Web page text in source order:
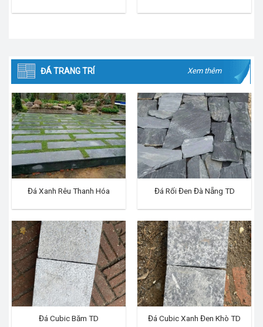
ĐÁ TRANG TRÍ Xem thêm
Đá Xanh Rêu Thanh Hóa Đá Rối Đen Đà Nẵng TD
Đá Cubic Băm TD Đá Cubic Xanh Đen Khò TD